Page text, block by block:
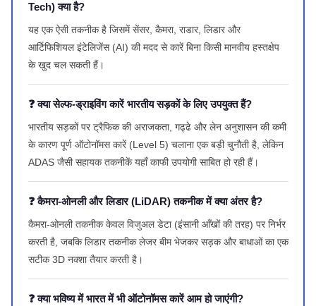
Tech) क्या है?
यह एक ऐसी तकनीक है जिसमें सेंसर, कैमरा, राडार, लिडार और
आर्टिफिशियल इंटेलिजेंस (AI) की मदद से कारें बिना किसी मानवीय हस्तक्षेप
के खुद चल सकती हैं।
❓ क्या सेल्फ-ड्राइविंग कारें भारतीय सड़कों के लिए उपयुक्त हैं?
भारतीय सड़कों पर ट्रैफिक की अराजकता, गढ्ढे और लेन अनुशासन की कमी
के कारण पूर्ण ऑटोनॉमस कारें (Level 5) चलाना एक बड़ी चुनौती है, लेकिन
ADAS जैसी सहायक तकनीकें यहाँ काफी उपयोगी साबित हो रही हैं।
❓ कैमरा-ओनली और लिडार (LiDAR) तकनीक में क्या अंतर है?
कैमरा-ओनली तकनीक केवल विजुअल डेटा (इंसानी आँखों की तरह) पर निर्भर
करती है, जबकि लिडार तकनीक लेजर बीम भेजकर सड़क और बाधाओं का एक
सटीक 3D नक्शा तैयार करती है।
❓ क्या भविष्य में भारत में भी ऑटोनॉमस कारें आम हो जाएंगी?